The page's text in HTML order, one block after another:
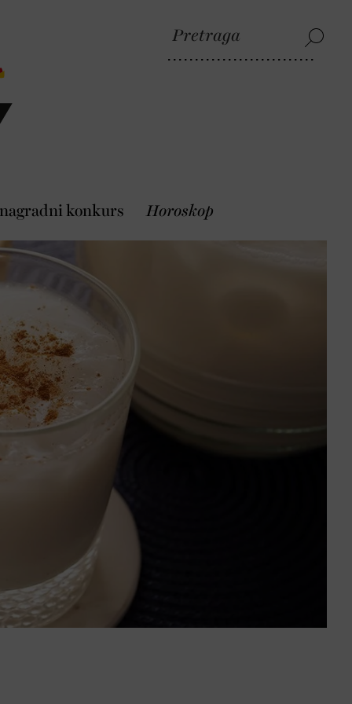
konkurs Horoskop